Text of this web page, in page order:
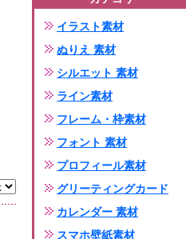
イラスト素材
ぬりえ 素材
シルエット 素材
ライン素材
フレーム・枠素材
フォント 素材
プロフィール素材
グリーティングカード
カレンダー 素材
スマホ壁紙素材